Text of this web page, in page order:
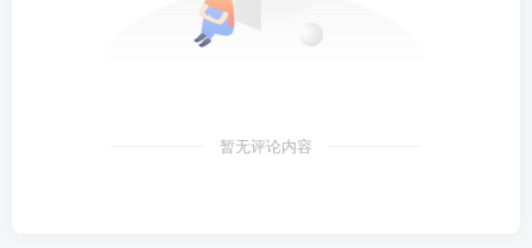
暂无评论内容